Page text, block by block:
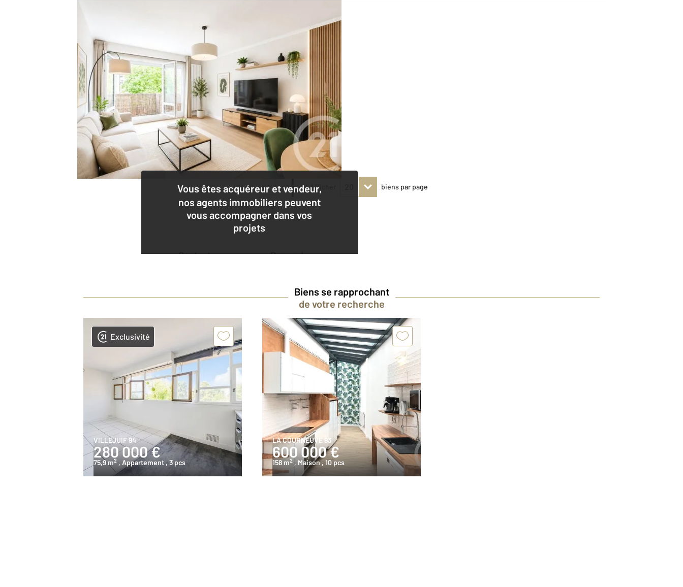
Vous êtes acquéreur et vendeur,
nos agents immobiliers peuvent
vous accompagner dans vos
projets
Contacter
Demander une
1 Afficher biens par page
Biens se rapprochant
de votre recherche
Exclusivité
VILLEJUIF 94
280 000 €
75,9 m2 , Appartement , 3 pcs
LA COURNEUVE 93
600 000 €
158 m2 , Maison , 10 pcs